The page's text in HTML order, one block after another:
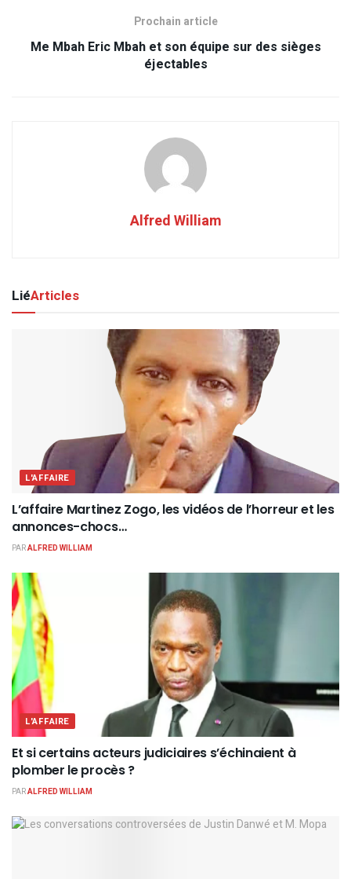
Prochain article
Me Mbah Eric Mbah et son équipe sur des sièges
éjectables
Alfred William
LiéArticles
L'AFFAIRE
L’affaire Martinez Zogo, les vidéos de l’horreur et les
annonces-chocs…
PARALFRED WILLIAM
L'AFFAIRE
Et si certains acteurs judiciaires s’échinaient à
plomber le procès ?
PARALFRED WILLIAM